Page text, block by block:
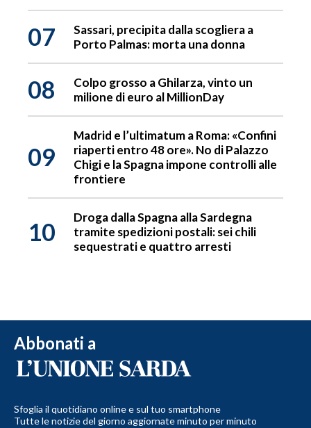
07
Sassari, precipita dalla scogliera a
Porto Palmas: morta una donna
08
Colpo grosso a Ghilarza, vinto un
milione di euro al MillionDay
09
Madrid e l’ultimatum a Roma: «Confini
riaperti entro 48 ore». No di Palazzo
Chigi e la Spagna impone controlli alle
frontiere
10
Droga dalla Spagna alla Sardegna
tramite spedizioni postali: sei chili
sequestrati e quattro arresti
Abbonati a
Sfoglia il quotidiano online e sul tuo smartphone
Tutte le notizie del giorno aggiornate minuto per minuto